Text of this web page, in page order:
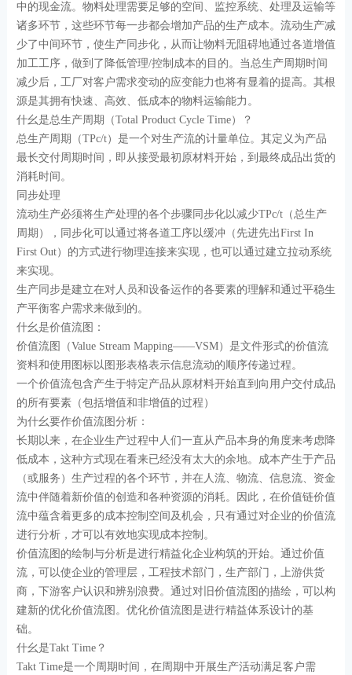
中的现金流。物料处理需要足够的空间、监控系统、处理及运输等
诸多环节，这些环节每一步都会增加产品的生产成本。流动生产减
少了中间环节，使生产同步化，从而让物料无阻碍地通过各道增值
加工工序，做到了降低管理/控制成本的目的。当总生产周期时间
减少后，工厂对客户需求变动的应变能力也将有显着的提高。其根
源是其拥有快速、高效、低成本的物料运输能力。
什幺是总生产周期（Total Product Cycle Time）？
总生产周期（TPc/t）是一个对生产流的计量单位。其定义为产品
最长交付周期时间，即从接受最初原材料开始，到最终成品出货的
消耗时间。
同步处理
流动生产必须将生产处理的各个步骤同步化以减少TPc/t（总生产
周期），同步化可以通过将各道工序以缓冲（先进先出First In
First Out）的方式进行物理连接来实现，也可以通过建立拉动系统
来实现。
生产同步是建立在对人员和设备运作的各要素的理解和通过平稳生
产平衡客户需求来做到的。
什幺是价值流图：
价值流图（Value Stream Mapping——VSM）是文件形式的价值流
资料和使用图标以图形表格表示信息流动的顺序传递过程。
一个价值流包含产生于特定产品从原材料开始直到向用户交付成品
的所有要素（包括增值和非增值的过程）
为什幺要作价值流图分析：
长期以来，在企业生产过程中人们一直从产品本身的角度来考虑降
低成本，这种方式现在看来已经没有太大的余地。成本产生于产品
（或服务）生产过程的各个环节，并在人流、物流、信息流、资金
流中伴随着新价值的创造和各种资源的消耗。因此，在价值链价值
流中蕴含着更多的成本控制空间及机会，只有通过对企业的价值流
进行分析，才可以有效地实现成本控制。
价值流图的绘制与分析是进行精益化企业构筑的开始。通过价值
流，可以使企业的管理层，工程技术部门，生产部门，上游供货
商，下游客户认识和辨别浪费。通过对旧价值流图的描绘，可以构
建新的优化价值流图。优化价值流图是进行精益体系设计的基
础。
什幺是Takt Time？
Takt Time是一个周期时间，在周期中开展生产活动满足客户需